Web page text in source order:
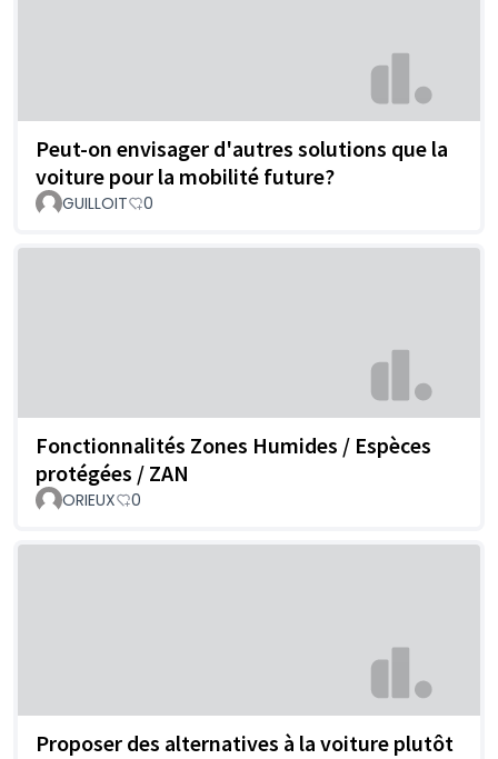
Peut-on envisager d'autres solutions que la
voiture pour la mobilité future?
GUILLOIT 0
Fonctionnalités Zones Humides / Espèces
protégées / ZAN
ORIEUX 0
Proposer des alternatives à la voiture plutôt